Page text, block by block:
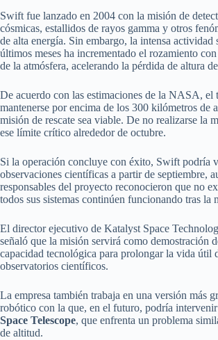
Swift fue lanzado en 2004 con la misión de
cósmicas, estallidos de rayos gamma y otros
de alta energía. Sin embargo, la intensa actividad
últimos meses ha incrementado el rozamiento
de la atmósfera, acelerando la pérdida de altura
De acuerdo con las estimaciones de la NASA, el
mantenerse por encima de los 300 kilómetros de
misión de rescate sea viable. De no realizarse la
ese límite crítico alrededor de octubre.
Si la operación concluye con éxito, Swift podría
observaciones científicas a partir de septiembre,
responsables del proyecto reconocieron que no
todos sus sistemas continúen funcionando tras la
El director ejecutivo de Katalyst Space
señaló que la misión servirá como demostración
capacidad tecnológica para prolongar la vida útil
observatorios científicos.
La empresa también trabaja en una versión más
robótico con la que, en el futuro, podría
Space Telescope, que enfrenta un problema
de altitud.